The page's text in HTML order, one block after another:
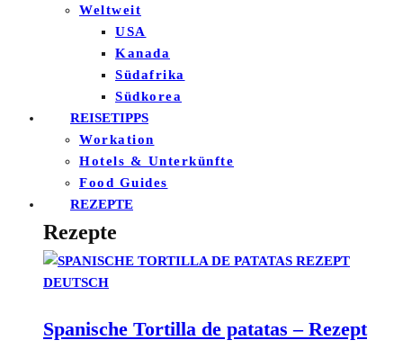
Weltweit
USA
Kanada
Südafrika
Südkorea
REISETIPPS
Workation
Hotels & Unterkünfte
Food Guides
REZEPTE
Rezepte
Spanische Tortilla de patatas – Rezept